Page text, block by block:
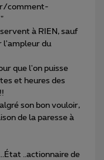
comment-
à RIEN, sauf
l'ampleur du
que l'on puisse
et heures des
son bon vouloir,
de la paresse à
..actionnaire de